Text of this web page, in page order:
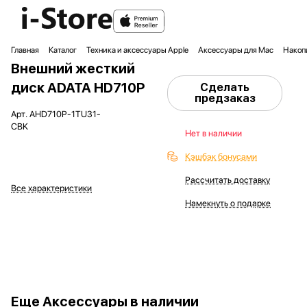
Главная Каталог Техника и аксессуары Apple Аксессуары для Mac
Внешний жесткий
диск ADATA HD710P
Арт. AHD710P-1TU31-
CBK
Все характеристики
Сделать
предзаказ
Нет в наличии
Кэшбэк бонусами
Рассчитать доставку
Намекнуть о подарке
Еще Аксессуары в наличии